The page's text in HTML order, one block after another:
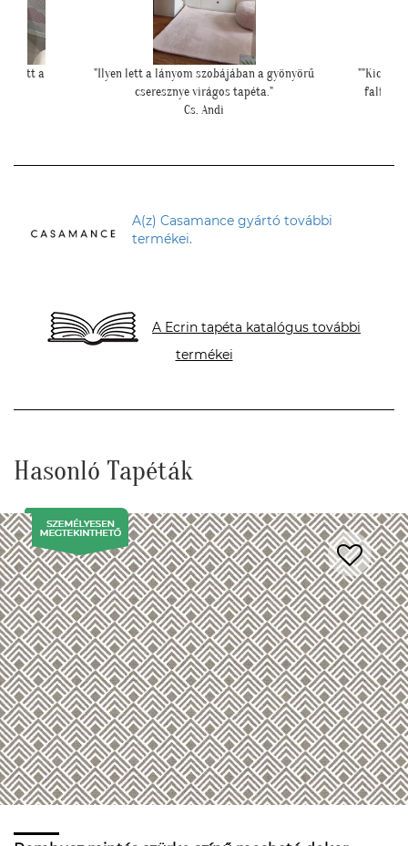
""Kicsit féltünk előtte, hogy nem lesz-e sok ekkora
falfelületen a tapéta, de a végeredmény nagyon
szép lett.""
A(z) Casamance gyártó további
termékei.
A Ecrin tapéta katalógus további
termékei
Hasonló Tapéták